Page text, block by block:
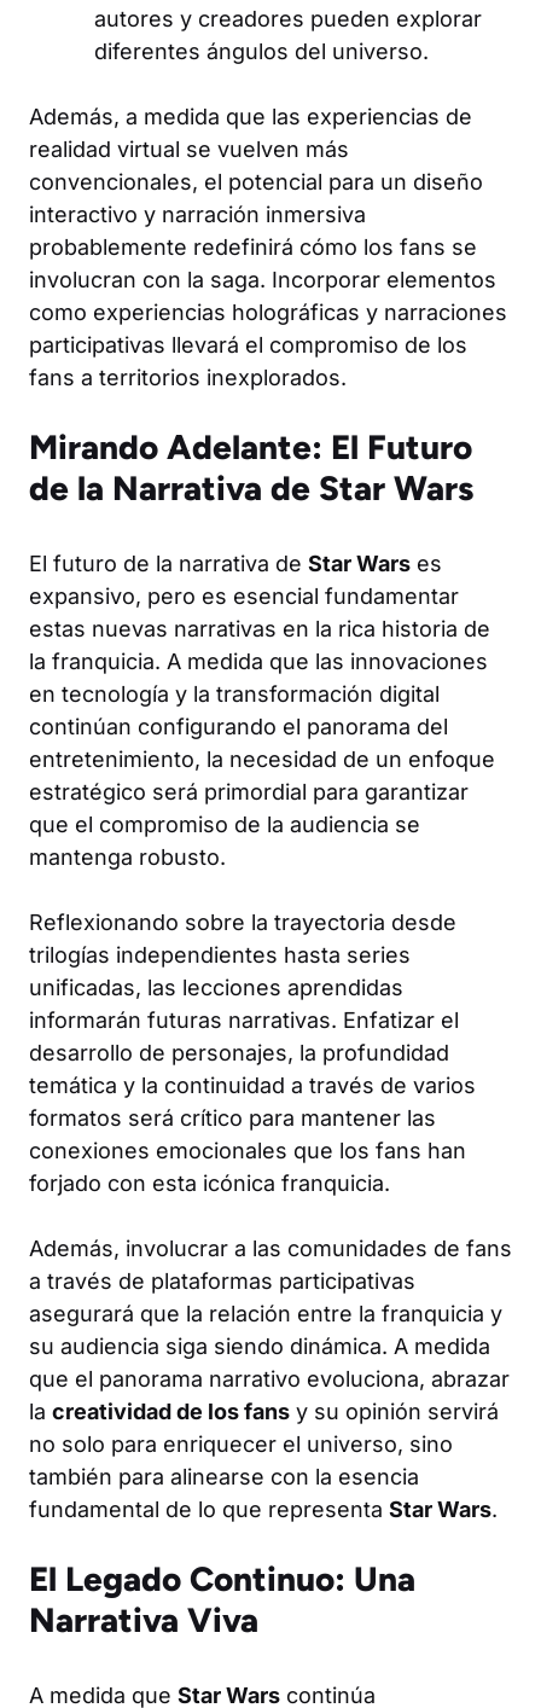
autores y creadores pueden explorar
diferentes ángulos del universo.
Además, a medida que las experiencias de
realidad virtual se vuelven más
convencionales, el potencial para un diseño
interactivo y narración inmersiva
probablemente redefinirá cómo los fans se
involucran con la saga. Incorporar elementos
como experiencias holográficas y narraciones
participativas llevará el compromiso de los
fans a territorios inexplorados.
Mirando Adelante: El Futuro
de la Narrativa de Star Wars
El futuro de la narrativa de Star Wars es
expansivo, pero es esencial fundamentar
estas nuevas narrativas en la rica historia de
la franquicia. A medida que las innovaciones
en tecnología y la transformación digital
continúan configurando el panorama del
entretenimiento, la necesidad de un enfoque
estratégico será primordial para garantizar
que el compromiso de la audiencia se
mantenga robusto.
Reflexionando sobre la trayectoria desde
trilogías independientes hasta series
unificadas, las lecciones aprendidas
informarán futuras narrativas. Enfatizar el
desarrollo de personajes, la profundidad
temática y la continuidad a través de varios
formatos será crítico para mantener las
conexiones emocionales que los fans han
forjado con esta icónica franquicia.
Además, involucrar a las comunidades de fans
a través de plataformas participativas
asegurará que la relación entre la franquicia y
su audiencia siga siendo dinámica. A medida
que el panorama narrativo evoluciona, abrazar
la creatividad de los fans y su opinión servirá
no solo para enriquecer el universo, sino
también para alinearse con la esencia
fundamental de lo que representa Star Wars.
El Legado Continuo: Una
Narrativa Viva
A medida que Star Wars continúa